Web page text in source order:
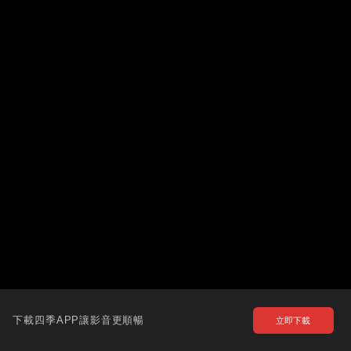
下載四季APP讓影音更順暢 立即下載